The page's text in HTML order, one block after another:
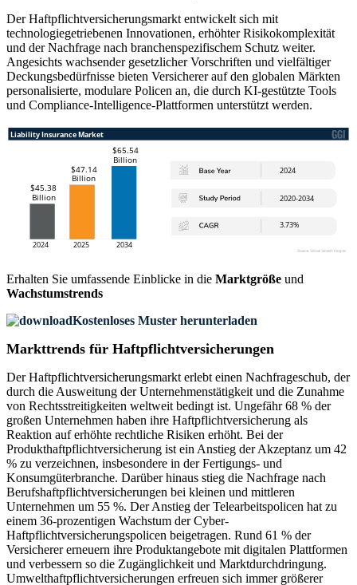
Der Haftpflichtversicherungsmarkt entwickelt sich mit
technologiegetriebenen Innovationen, erhöhter Risikokomplexität
und der Nachfrage nach branchenspezifischem Schutz weiter.
Angesichts wachsender gesetzlicher Vorschriften und vielfältiger
Deckungsbedürfnisse bieten Versicherer auf den globalen Märkten
personalisierte, modulare Policen an, die durch KI-gestützte Tools
und Compliance-Intelligence-Plattformen unterstützt werden.
Erhalten Sie umfassende Einblicke in die Marktgröße und
Wachstumstrends
Kostenloses Muster herunterladen
Markttrends für Haftpflichtversicherungen
Der Haftpflichtversicherungsmarkt erlebt einen Nachfrageschub, der
durch die Ausweitung der Unternehmenstätigkeit und die Zunahme
von Rechtsstreitigkeiten weltweit bedingt ist. Ungefähr 68 % der
großen Unternehmen haben ihre Haftpflichtversicherung als
Reaktion auf erhöhte rechtliche Risiken erhöht. Bei der
Produkthaftpflichtversicherung ist ein Anstieg der Akzeptanz um 42
% zu verzeichnen, insbesondere in der Fertigungs- und
Konsumgüterbranche. Darüber hinaus stieg die Nachfrage nach
Berufshaftpflichtversicherungen bei kleinen und mittleren
Unternehmen um 55 %. Der Anstieg der Telearbeitspolicen hat zu
einem 36-prozentigen Wachstum der Cyber-
Haftpflichtversicherungspolicen beigetragen. Rund 61 % der
Versicherer erneuern ihre Produktangebote mit digitalen Plattformen
und verbessern so die Zugänglichkeit und Marktdurchdringung.
Umwelthaftpflichtversicherungen erfreuen sich immer größerer